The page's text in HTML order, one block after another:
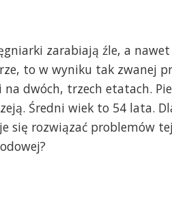
zarabiają źle, a
to w wyniku tak zwanej
na dwóch, trzech etatach.
Średni wiek to 54 lata.
się rozwiązać problemów